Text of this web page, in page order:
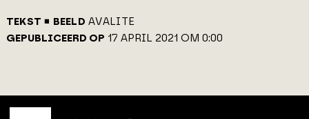
TEKST BEELD AVALITE
GEPUBLICEERD OP 17 APRIL 2021 OM 0:00